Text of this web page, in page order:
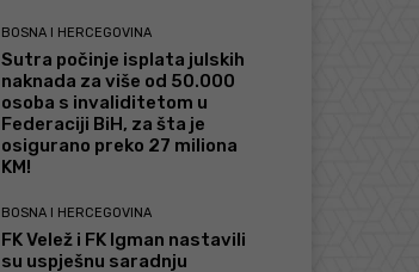
BOSNA I HERCEGOVINA
Sutra počinje isplata julskih
naknada za više od 50.000
osoba s invaliditetom u
Federaciji BiH, za šta je
osigurano preko 27 miliona
KM!
BOSNA I HERCEGOVINA
FK Velež i FK Igman nastavili
su uspješnu saradnju